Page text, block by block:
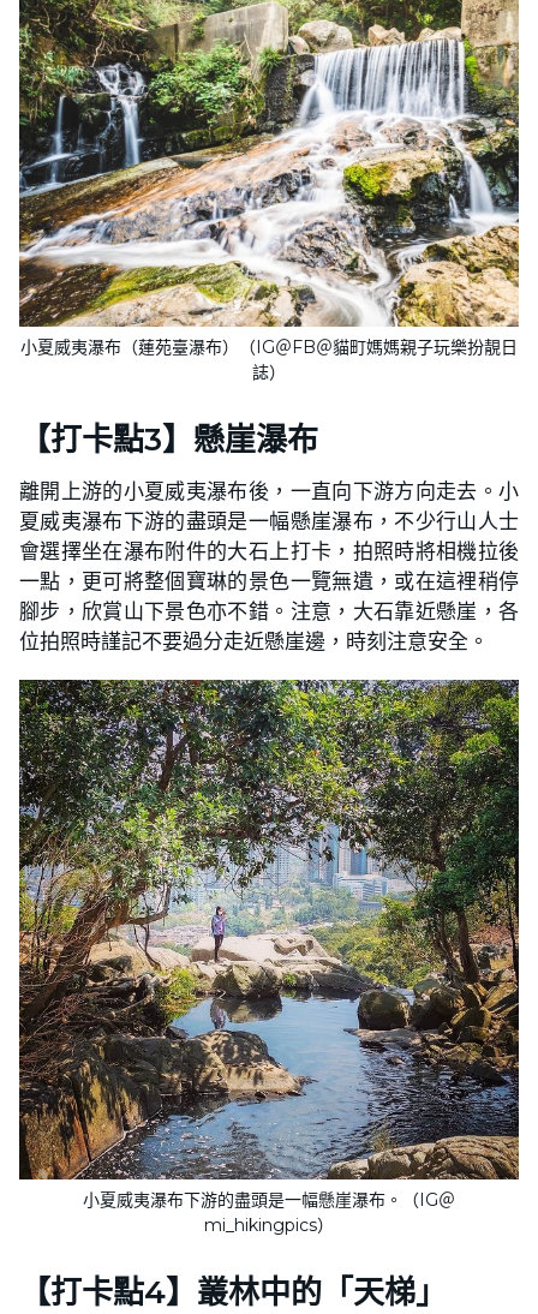
小夏威夷瀑布（蓮苑臺瀑布）（IG＠FB＠貓町媽媽親子玩樂扮靚日
誌）
【打卡點3】懸崖瀑布
離開上游的小夏威夷瀑布後，一直向下游方向走去。小
夏威夷瀑布下游的盡頭是一幅懸崖瀑布，不少行山人士
會選擇坐在瀑布附件的大石上打卡，拍照時將相機拉後
一點，更可將整個寶琳的景色一覽無遺，或在這裡稍停
腳步，欣賞山下景色亦不錯。注意，大石靠近懸崖，各
位拍照時謹記不要過分走近懸崖邊，時刻注意安全。
小夏威夷瀑布下游的盡頭是一幅懸崖瀑布。（IG＠
mi_hikingpics）
【打卡點4】叢林中的「天梯」